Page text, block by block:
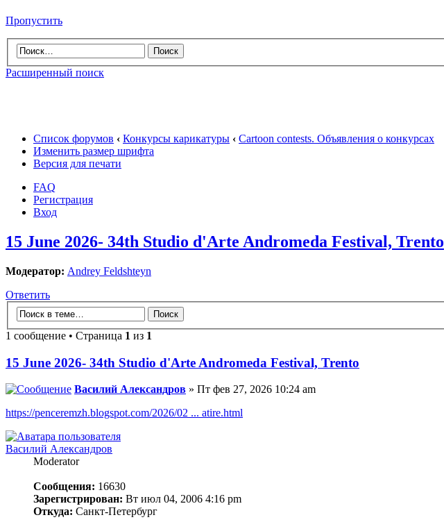
Пропустить
Расширенный поиск
Список форумов ‹ Конкурсы карикатуры ‹ Cartoon contests. Объявления о конкурсах
Изменить размер шрифта
Версия для печати
FAQ
Регистрация
Вход
15 June 2026- 34th Studio d'Arte Andromeda Festival, Trento
Модератор: Andrey Feldshteyn
Ответить
1 сообщение • Страница 1 из 1
15 June 2026- 34th Studio d'Arte Andromeda Festival, Trento
Василий Александров » Пт фев 27, 2026 10:24 am
https://penceremzh.blogspot.com/2026/02 ... atire.html
Василий Александров
Moderator
Сообщения: 16630
Зарегистрирован: Вт июл 04, 2006 4:16 pm
Откуда: Санкт-Петербург